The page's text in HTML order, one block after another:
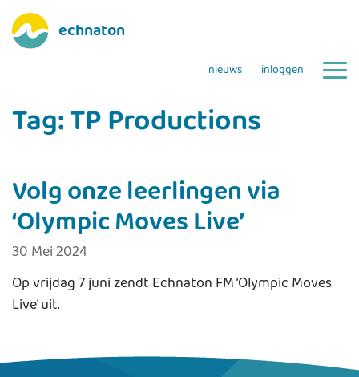
echnaton
nieuws inloggen
Tag:TP Productions
Volg onze leerlingen via
‘Olympic Moves Live’
30 Mei 2024
Op vrijdag 7 juni zendt Echnaton FM ‘Olympic Moves
Live’ uit.